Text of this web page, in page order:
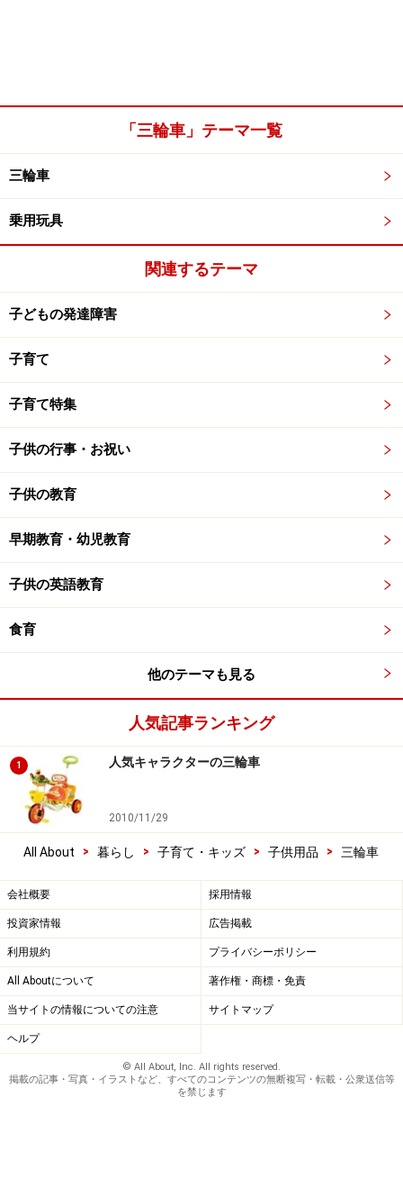
「三輪車」テーマ一覧
三輪車
乗用玩具
関連するテーマ
子どもの発達障害
子育て
子育て特集
子供の行事・お祝い
子供の教育
早期教育・幼児教育
子供の英語教育
食育
他のテーマも見る
人気記事ランキング
1 人気キャラクターの三輪車
2010/11/29
All About > 暮らし > 子育て・キッズ > 子供用品 > 三輪車
会社概要 採用情報
投資家情報 広告掲載
利用規約 プライバシーポリシー
All Aboutについて 著作権・商標・免責
当サイトの情報についての注意 サイトマップ
ヘルプ
© All About, Inc. All rights reserved.
掲載の記事・写真・イラストなど、すべてのコンテンツの無断複写・転載・公衆送信等
を禁じます